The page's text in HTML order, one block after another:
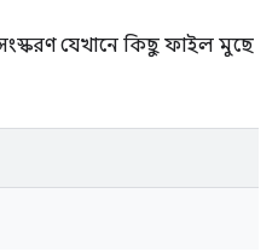
যেখানে কিছু ফাইল মুছে